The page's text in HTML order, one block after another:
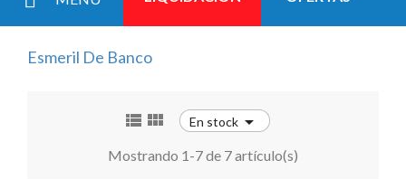
Esmeril De Banco
  En stock 
Mostrando 1-7 de 7 artículo(s)